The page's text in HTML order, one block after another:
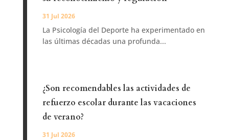
31 Jul 2026
La Psicología del Deporte ha experimentado en
las últimas décadas una profunda...
¿Son recomendables las actividades de
refuerzo escolar durante las vacaciones
de verano?
31 Jul 2026